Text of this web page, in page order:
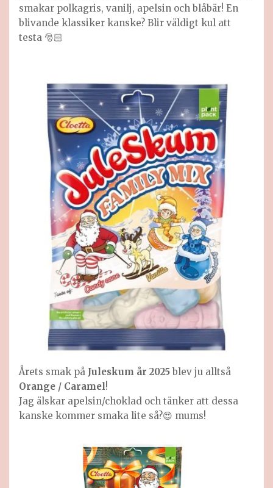
smakar polkagris, vanilj, apelsin och blåbär! En
blivande klassiker kanske? Blir väldigt kul att
testa 🎅🏻
Årets smak på Juleskum år 2025 blev ju alltså
Orange / Caramel !
Jag älskar apelsin/choklad och tänker att dessa
kanske kommer smaka lite så?😍 mums!